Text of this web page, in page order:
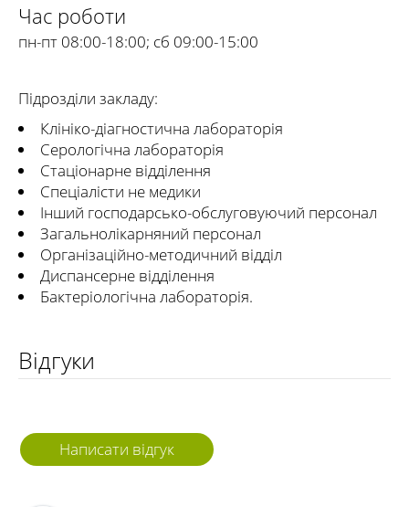
Час роботи
пн-пт 08:00-18:00; сб 09:00-15:00
Підрозділи закладу:
Клініко-діагностична лабораторія
Серологічна лабораторія
Стаціонарне відділення
Спеціалісти не медики
Інший господарсько-обслуговуючий персонал
Загальнолікарняний персонал
Організаційно-методичний відділ
Диспансерне відділення
Бактеріологічна лабораторія.
Відгуки
Написати відгук